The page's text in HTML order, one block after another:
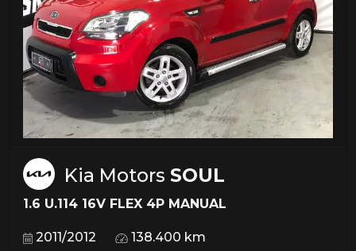
Kia Motors SOUL
1.6 U.114 16V FLEX 4P MANUAL
2011/2012 138.400 km